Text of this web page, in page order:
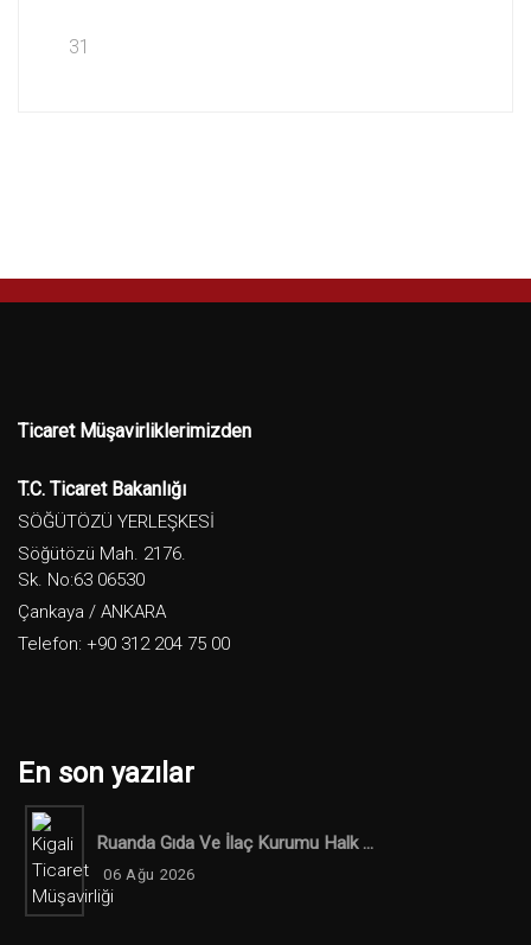
31
Ticaret Müşavirliklerimizden
T.C. Ticaret Bakanlığı
SÖĞÜTÖZÜ YERLEŞKESİ
Söğütözü Mah. 2176.
Sk. No:63 06530
Çankaya / ANKARA
Telefon: +90 312 204 75 00
En son yazılar
Ruanda Gıda Ve İlaç Kurumu Halk ...
06 Ağu 2026